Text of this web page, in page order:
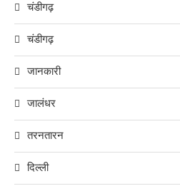
चंडीगढ़
चंडीगढ़
जानकारी
जालंधर
तरनतारन
दिल्ली